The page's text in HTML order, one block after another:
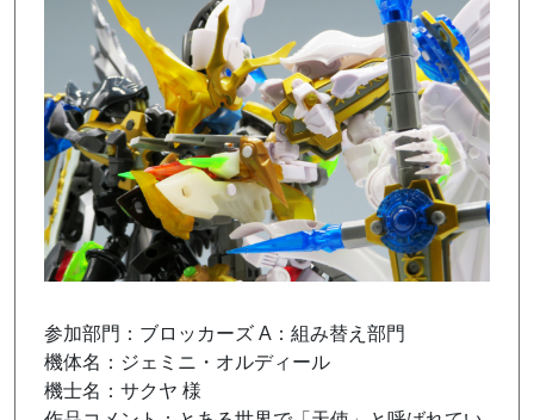
参加部門：ブロッカーズ A：組み替え部門
機体名：ジェミニ・オルディール
機士名：サクヤ 様